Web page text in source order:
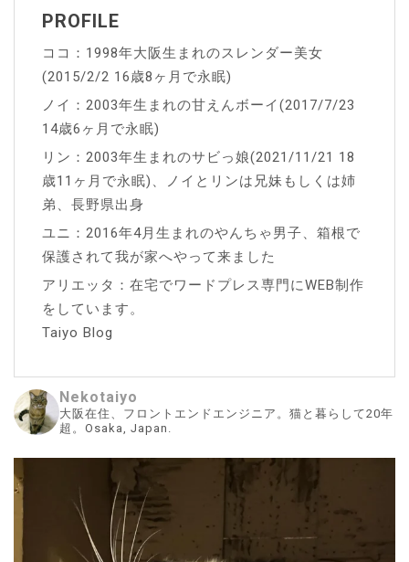
PROFILE
ココ：1998年大阪生まれのスレンダー美女
(2015/2/2 16歳8ヶ月で永眠)
ノイ：2003年生まれの甘えんボーイ(2017/7/23
14歳6ヶ月で永眠)
リン：2003年生まれのサビっ娘(2021/11/21 18
歳11ヶ月で永眠)、ノイとリンは兄妹もしくは姉
弟、長野県出身
ユニ：2016年4月生まれのやんちゃ男子、箱根で
保護されて我が家へやって来ました
アリエッタ：在宅でワードプレス専門にWEB制作
をしています。
Taiyo Blog
Nekotaiyo
大阪在住、フロントエンドエンジニア。猫と暮らして20年
超。Osaka, Japan.